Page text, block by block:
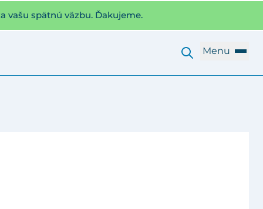
vašu spätnú väzbu. Ďakujeme.
Menu